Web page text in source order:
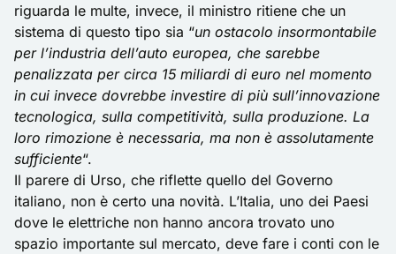
riguarda le multe, invece, il ministro ritiene che un
sistema di questo tipo sia “un ostacolo insormontabile
per l’industria dell’auto europea, che sarebbe
penalizzata per circa 15 miliardi di euro nel momento
in cui invece dovrebbe investire di più sull’innovazione
tecnologica, sulla competitività, sulla produzione. La
loro rimozione è necessaria, ma non è assolutamente
sufficiente“.
Il parere di Urso, che riflette quello del Governo
italiano, non è certo una novità. L’Italia, uno dei Paesi
dove le elettriche non hanno ancora trovato uno
spazio importante sul mercato, deve fare i conti con le